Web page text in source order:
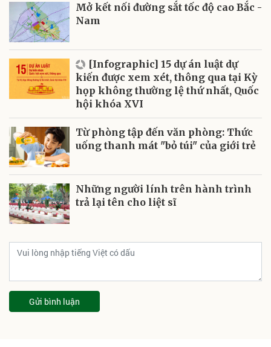
Mở kết nối đường sắt tốc độ cao Bắc -
Nam
[Infographic] 15 dự án luật dự
kiến được xem xét, thông qua tại Kỳ
họp không thường lệ thứ nhất, Quốc
hội khóa XVI
Từ phòng tập đến văn phòng: Thức
uống thanh mát "bỏ túi" của giới trẻ
Những người lính trên hành trình
trả lại tên cho liệt sĩ
Gửi bình luận